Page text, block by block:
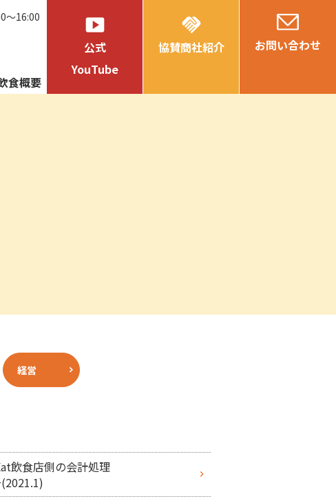
食概要
〜16:00 smart_display
公式
YouTube
handshake
協賛商社紹介 お問い合わせ
経営
飲食店側の会計処理